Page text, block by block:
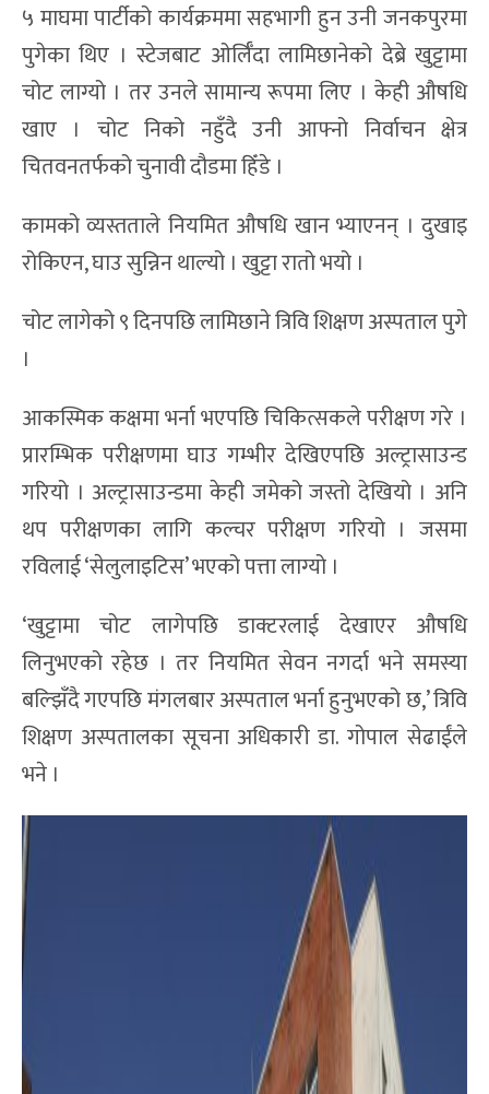
५ माघमा पार्टीको कार्यक्रममा सहभागी हुन उनी जनकपुरमा
पुगेका थिए । स्टेजबाट ओर्लिँदा लामिछानेको देब्रे खुट्टामा
चोट लाग्यो । तर उनले सामान्य रूपमा लिए । केही औषधि
खाए । चोट निको नहुँदै उनी आफ्नो निर्वाचन क्षेत्र
चितवनतर्फको चुनावी दौडमा हिँडे ।
कामको व्यस्तताले नियमित औषधि खान भ्याएनन् । दुखाइ
रोकिएन, घाउ सुन्निन थाल्यो । खुट्टा रातो भयो ।
चोट लागेको ९ दिनपछि लामिछाने त्रिवि शिक्षण अस्पताल पुगे
।
आकस्मिक कक्षमा भर्ना भएपछि चिकित्सकले परीक्षण गरे ।
प्रारम्भिक परीक्षणमा घाउ गम्भीर देखिएपछि अल्ट्रासाउन्ड
गरियो । अल्ट्रासाउन्डमा केही जमेको जस्तो देखियो । अनि
थप परीक्षणका लागि कल्चर परीक्षण गरियो । जसमा
रविलाई ‘सेलुलाइटिस’ भएको पत्ता लाग्यो ।
‘खुट्टामा चोट लागेपछि डाक्टरलाई देखाएर औषधि
लिनुभएको रहेछ । तर नियमित सेवन नगर्दा भने समस्या
बल्झिँदै गएपछि मंगलबार अस्पताल भर्ना हुनुभएको छ,’ त्रिवि
शिक्षण अस्पतालका सूचना अधिकारी डा. गोपाल सेढाईंले
भने ।